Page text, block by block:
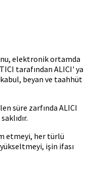
elektronik ortamda
tarafından ALICI' ya
beyan ve taahhüt
süre zarfında ALICI
etmeyi, her türlü
işin ifası